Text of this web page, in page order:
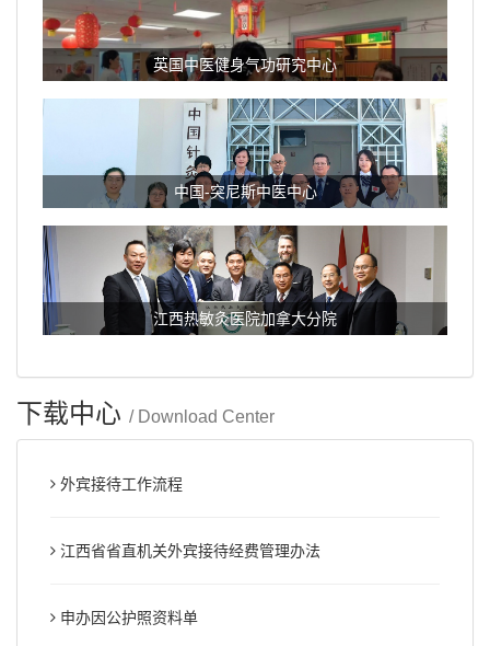
英国中医健身气功研究中心
中国-突尼斯中医中心
江西热敏灸医院加拿大分院
下载中心 / Download Center
外宾接待工作流程
江西省省直机关外宾接待经费管理办法
申办因公护照资料单